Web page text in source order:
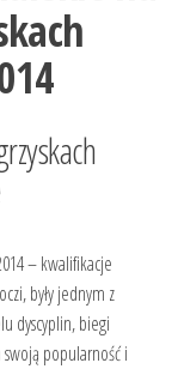
– kwalifikacje
były jednym z
dyscyplin, biegi
swoją popularność i